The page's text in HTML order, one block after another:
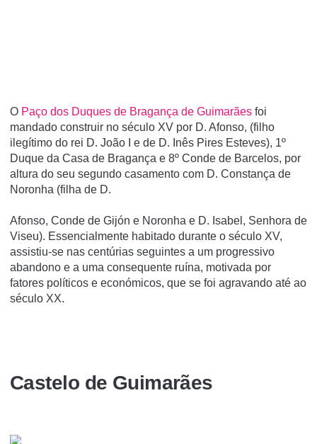
O Paço dos Duques de Bragança de Guimarães foi
mandado construir no século XV por D. Afonso, (filho
ilegítimo do rei D. João I e de D. Inês Pires Esteves), 1º
Duque da Casa de Bragança e 8º Conde de Barcelos, por
altura do seu segundo casamento com D. Constança de
Noronha (filha de D.
Afonso, Conde de Gijón e Noronha e D. Isabel, Senhora de
Viseu). Essencialmente habitado durante o século XV,
assistiu-se nas centúrias seguintes a um progressivo
abandono e a uma consequente ruína, motivada por
fatores políticos e económicos, que se foi agravando até ao
século XX.
Castelo de Guimarães